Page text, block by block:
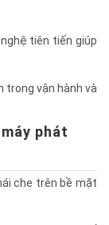
tiên tiến giúp
trong vận hành và
phát
che trên bề mặt